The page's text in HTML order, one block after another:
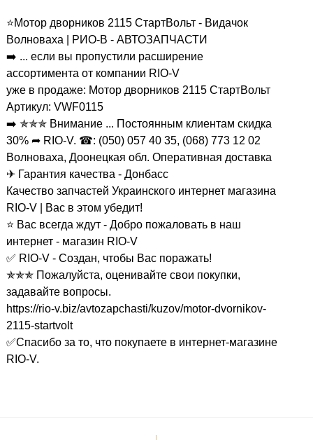
⭐Мотор дворников 2115 СтартВольт - Видачок
Волноваха | РИО-В - АВТОЗАПЧАСТИ
➡️ ... если вы пропустили расширение
ассортимента от компании RIO-V
уже в продаже: Мотор дворников 2115 СтартВольт
Артикул: VWF0115
➡️ ✯✯✯ Внимание ... Постоянным клиентам скидка
30% ➦ RIO-V. ☎: (050) 057 40 35, (068) 773 12 02
Волноваха, Доонецкая обл. Оперативная доставка
✈ Гарантия качества - Донбасс
Качество запчастей Украинского интернет магазина
RIO-V | Вас в этом убедит!
⭐ Вас всегда ждут - Добро пожаловать в наш
интернет - магазин RIO-V
✅ RIO-V - Создан, чтобы Вас поражать!
✯✯✯ Пожалуйста, оценивайте свои покупки,
задавайте вопросы.
https://rio-v.biz/avtozapchasti/kuzov/motor-dvornikov-
2115-startvolt
✅Спасибо за то, что покупаете в интернет-магазине
RIO-V.